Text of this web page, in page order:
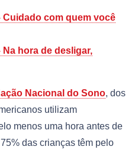
com quem você
hora de desligar,
Nacional do Sono, dos
utilizam
menos uma hora antes de
das crianças têm pelo